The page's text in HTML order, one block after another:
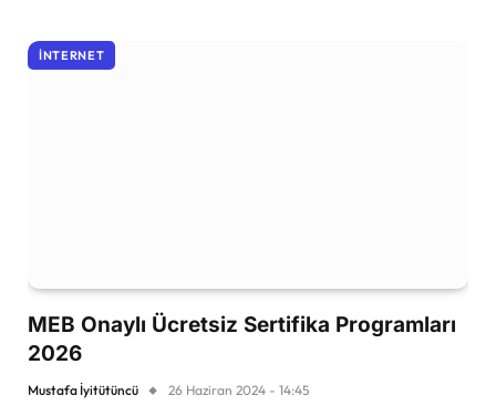
İNTERNET
MEB Onaylı Ücretsiz Sertifika Programları
2026
Mustafa İyitütüncü 26 Haziran 2024 - 14:45